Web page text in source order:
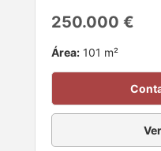
250.000 €
Área: 101 m²